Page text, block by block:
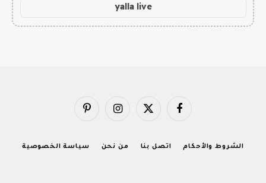
yalla live
فيسبوك X
الانستغرامبينتيريست
الشروط والأحكام اتصل بنا من نحن سياسة الخصوصية